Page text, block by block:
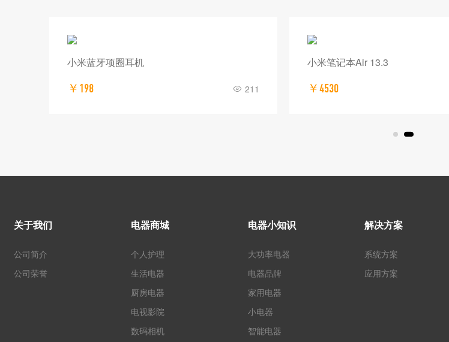
小米蓝牙项圈耳机
￥198 211
小米笔记本Air 13.3
￥4530
关于我们
公司简介
公司荣誉
电器商城
个人护理
生活电器
厨房电器
电视影院
数码相机
电器小知识
大功率电器
电器品牌
家用电器
小电器
智能电器
解决方案
系统方案
应用方案